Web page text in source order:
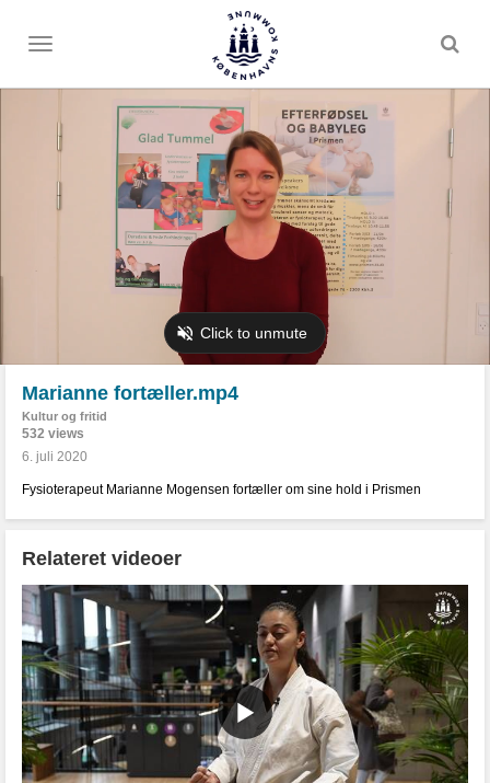
Toggle
Marianne fortæller.mp4
Kultur og fritid
532 views
6. juli 2020
Fysioterapeut Marianne Mogensen fortæller om sine hold i Prismen
Relateret videoer